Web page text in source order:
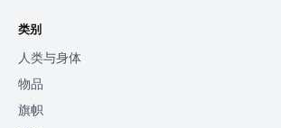
类别
人类与身体
物品
旗帜